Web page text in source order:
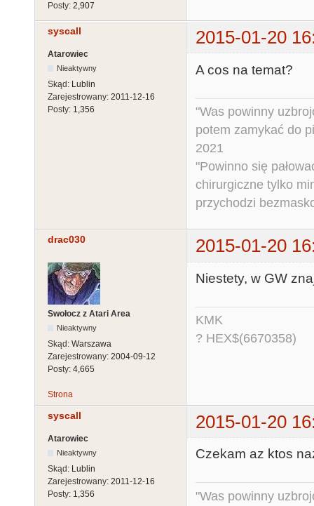
Posty: 2,907
syscall 2015-01-20
Atarowiec
Nieaktywny
Skąd: Lublin
Zarejestrowany: 2011-12-16
Posty: 1,356
A cos na temat?
"Was powinny
potem zamykać do
2021
"Powinno się
chirurgiczne tylko
przychodzi
drac030 2015-01-20
Swołocz z Atari Area
Nieaktywny
Skąd: Warszawa
Zarejestrowany: 2004-09-12
Posty: 4,665
Niestety, w GW
KMK
? HEX$(6670358)
Strona
syscall 2015-01-20
Atarowiec
Nieaktywny
Skąd: Lublin
Zarejestrowany: 2011-12-16
Posty: 1,356
Czekam az ktos
"Was powinny